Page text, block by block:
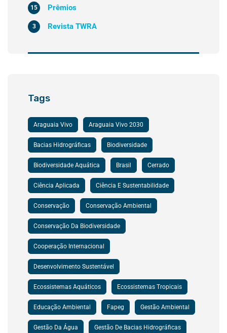
Prêmios
15
Revista TWRA
3
Tags
Araguaia Vivo Araguaia Vivo 2030
Bacias Hidrográficas Biodiversidade
Biodiversidade Aquática Brasil Cerrado
Ciência Aplicada Ciência E Sustentabilidade
Conservação Conservação Ambiental
Conservação Da Biodiversidade
Cooperação Internacional
Desenvolvimento Sustentável
Ecossistemas Aquáticos Ecossistemas Tropicais
Educação Ambiental Fapeg Gestão Ambiental
Gestão Da Água Gestão De Bacias Hidrográficas